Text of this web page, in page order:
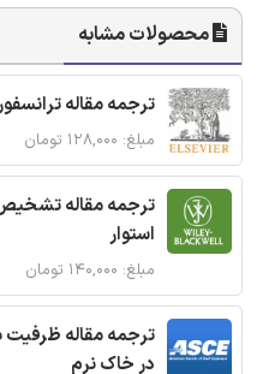
محصولات مشابه
ترجمه مقاله
مبلغ: ۱۲۸,۰۰۰ تومان
ترجمه مقاله تشخیص
استوار
مبلغ: ۱۴۰,۰۰۰ تومان
ترجمه مقاله ظرفیت
در خاک نرم